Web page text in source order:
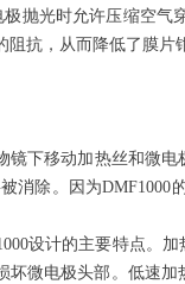
光时允许压缩空气
抗，从而降低了膜片
移动加热丝和微电
消除。因为DMF1000
设计的主要特点。加
微电极头部。低速